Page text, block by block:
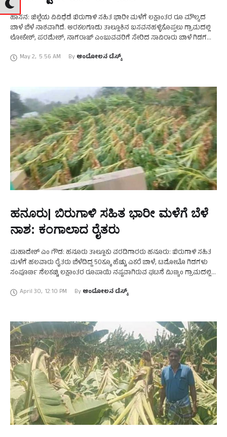
ಹಾಸನ: ಜಿಲ್ಲೆಯ ವಿವಿಧೆಡೆ ಬಿರುಗಾಳಿ ಸಹಿತ ಭಾರೀ ಮಳೆಗೆ ಲಕ್ಷಾಂತರ ರೂ ಮೌಲ್ಯದ
ಬಾಳೆ ಬೆಳೆ ನಾಶವಾಗಿದೆ. ಅರಕಲಗೂಡು ತಾಲ್ಲೂಕಿನ ಬಸವನಹಳ್ಳಿಕೊಪ್ಪಲು ಗ್ರಾಮದಲ್ಲಿ
ಲೋಕೇಶ್‌, ಪರಮೇಶ್‌, ನಾಗರಾಜ್‌ ಎಂಬುವವರಿಗೆ ಸೇರಿದ ಸಾವಿರಾರು ಬಾಳೆ ಗಿಡಗಳು
May 2, 5:56 AM By ಆಂದೋಲನ ಡೆಸ್ಕ್
ಹನೂರು| ಬಿರುಗಾಳಿ ಸಹಿತ ಭಾರೀ ಮಳೆಗೆ ಬೆಳೆ
ನಾಶ: ಕಂಗಾಲಾದ ರೈತರು
ಮಹಾದೇಶ್‌ ಎಂ ಗೌಡ: ಹನೂರು ತಾಲ್ಲೂಕು ವರದಿಗಾರರು ಹನೂರು: ಬಿರುಗಾಳಿ ಸಹಿತ
ಮಳೆಗೆ ಹಲವಾರು ರೈತರು ಬೆಳೆದಿದ್ದ 50ಕ್ಕೂ ಹೆಚ್ಚು ಎಕರೆ ಬಾಳೆ, ಟಮೋಟೊ ಗಿಡಗಳು
ಸಂಪೂರ್ಣ ನೆಲಕಚ್ಚಿ ಲಕ್ಷಾಂತರ ರೂಪಾಯಿ ನಷ್ಟವಾಗಿರುವ ಘಟನೆ ಮಿಣ್ಯಂ ಗ್ರಾಮದಲ್ಲಿ
April 30, 12:10 PM By ಆಂದೋಲನ ಡೆಸ್ಕ್